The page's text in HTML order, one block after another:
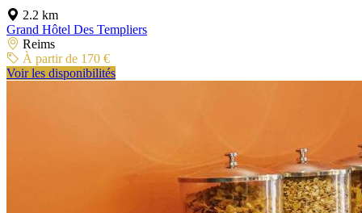
2.2 km
Grand Hôtel Des Templiers
Reims
À partir de 170 €
Voir les disponibilités